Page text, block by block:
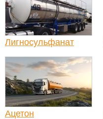
Лигносульфанат
Ацетон